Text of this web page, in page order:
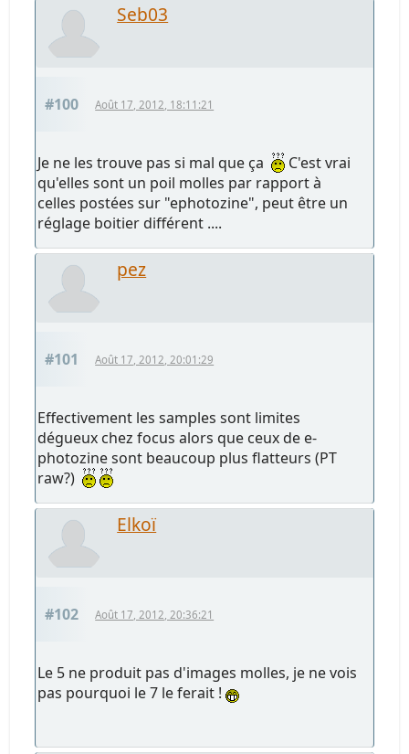
Seb03
#100 Août 17, 2012, 18:11:21
Je ne les trouve pas si mal que ça
C'est vrai
qu'elles sont un poil molles par rapport à
celles postées sur "ephotozine", peut être un
réglage boitier différent ....
pez
#101 Août 17, 2012, 20:01:29
Effectivement les samples sont limites
dégueux chez focus alors que ceux de e-
photozine sont beaucoup plus flatteurs (PT
raw?)
Elkoï
#102 Août 17, 2012, 20:36:21
Le 5 ne produit pas d'images molles, je ne vois
pas pourquoi le 7 le ferait !